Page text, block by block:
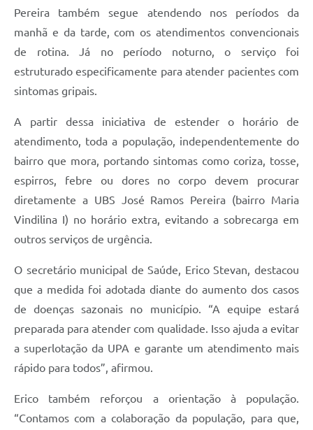
Pereira também segue atendendo nos períodos da
manhã e da tarde, com os atendimentos convencionais
de rotina. Já no período noturno, o serviço foi
estruturado especificamente para atender pacientes com
sintomas gripais.
A partir dessa iniciativa de estender o horário de
atendimento, toda a população, independentemente do
bairro que mora, portando sintomas como coriza, tosse,
espirros, febre ou dores no corpo devem procurar
diretamente a UBS José Ramos Pereira (bairro Maria
Vindilina I) no horário extra, evitando a sobrecarga em
outros serviços de urgência.
O secretário municipal de Saúde, Erico Stevan, destacou
que a medida foi adotada diante do aumento dos casos
de doenças sazonais no município. “A equipe estará
preparada para atender com qualidade. Isso ajuda a evitar
a superlotação da UPA e garante um atendimento mais
rápido para todos”, afirmou.
Erico também reforçou a orientação à população.
“Contamos com a colaboração da população, para que,